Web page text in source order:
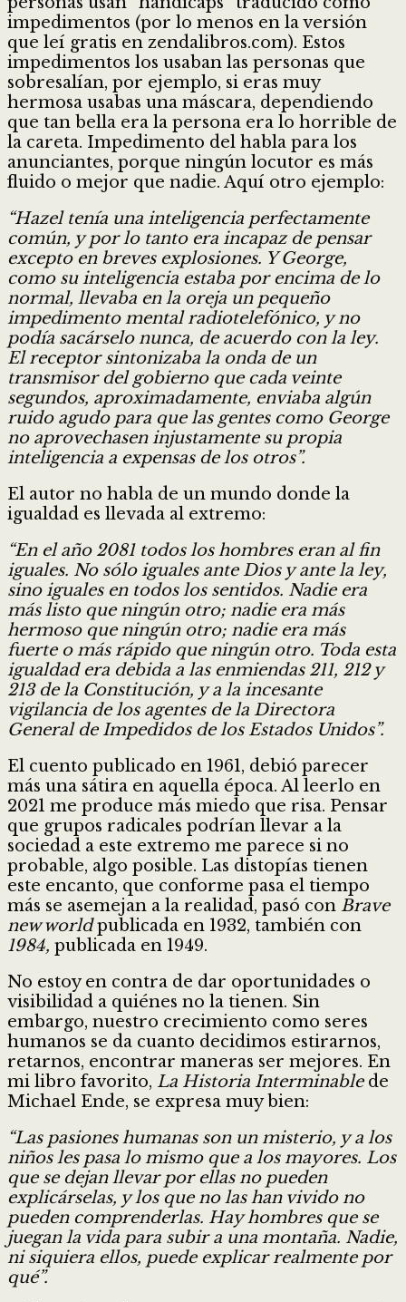
impedimentos (por lo menos en la versión
que leí gratis en zendalibros.com). Estos
impedimentos los usaban las personas que
sobresalían, por ejemplo, si eras muy
hermosa usabas una máscara, dependiendo
que tan bella era la persona era lo horrible de
la careta. Impedimento del habla para los
anunciantes, porque ningún locutor es más
fluido o mejor que nadie. Aquí otro ejemplo:
“Hazel tenía una inteligencia perfectamente
común, y por lo tanto era incapaz de pensar
excepto en breves explosiones. Y George,
como su inteligencia estaba por encima de lo
normal, llevaba en la oreja un pequeño
impedimento mental radiotelefónico, y no
podía sacárselo nunca, de acuerdo con la ley.
El receptor sintonizaba la onda de un
transmisor del gobierno que cada veinte
segundos, aproximadamente, enviaba algún
ruido agudo para que las gentes como George
no aprovechasen injustamente su propia
inteligencia a expensas de los otros”.
El autor no habla de un mundo donde la
igualdad es llevada al extremo:
“En el año 2081 todos los hombres eran al fin
iguales. No sólo iguales ante Dios y ante la ley,
sino iguales en todos los sentidos. Nadie era
más listo que ningún otro; nadie era más
hermoso que ningún otro; nadie era más
fuerte o más rápido que ningún otro. Toda esta
igualdad era debida a las enmiendas 211, 212 y
213 de la Constitución, y a la incesante
vigilancia de los agentes de la Directora
General de Impedidos de los Estados Unidos”.
El cuento publicado en 1961, debió parecer
más una sátira en aquella época. Al leerlo en
2021 me produce más miedo que risa. Pensar
que grupos radicales podrían llevar a la
sociedad a este extremo me parece si no
probable, algo posible. Las distopías tienen
este encanto, que conforme pasa el tiempo
más se asemejan a la realidad, pasó con Brave
new worldpublicada en 1932, también con
1984, publicada en 1949.
No estoy en contra de dar oportunidades o
visibilidad a quiénes no la tienen. Sin
embargo, nuestro crecimiento como seres
humanos se da cuanto decidimos estirarnos,
retarnos, encontrar maneras ser mejores. En
mi libro favorito, La Historia Interminablede
Michael Ende, se expresa muy bien:
“Las pasiones humanas son un misterio, y a los
niños les pasa lo mismo que a los mayores. Los
que se dejan llevar por ellas no pueden
explicárselas, y los que no las han vivido no
pueden comprenderlas. Hay hombres que se
juegan la vida para subir a una montaña. Nadie,
ni siquiera ellos, puede explicar realmente por
qué”.